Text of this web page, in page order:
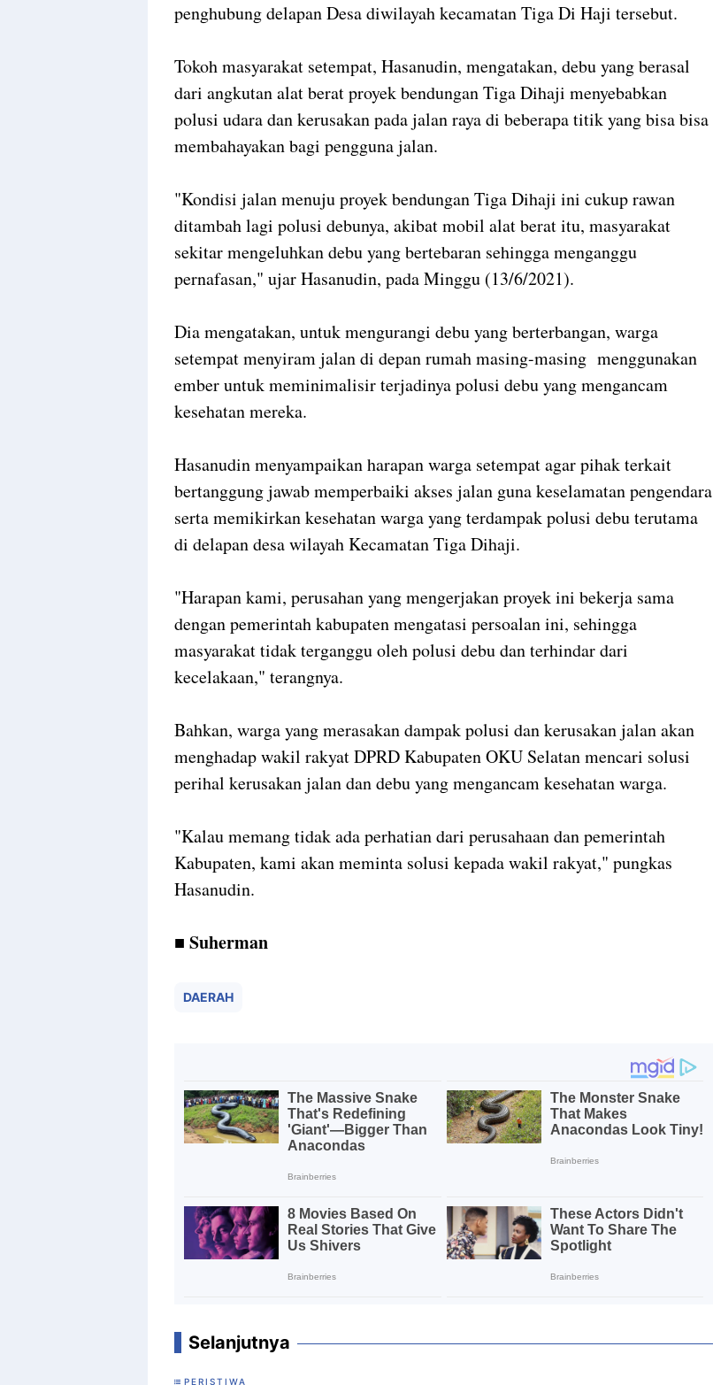
penghubung delapan Desa diwilayah kecamatan Tiga Di Haji tersebut.
Tokoh masyarakat setempat, Hasanudin, mengatakan, debu yang berasal
dari angkutan alat berat proyek bendungan Tiga Dihaji menyebabkan
polusi udara dan kerusakan pada jalan raya di beberapa titik yang bisa bisa
membahayakan bagi pengguna jalan.
"Kondisi jalan menuju proyek bendungan Tiga Dihaji ini cukup rawan
ditambah lagi polusi debunya, akibat mobil alat berat itu, masyarakat
sekitar mengeluhkan debu yang bertebaran sehingga menganggu
pernafasan," ujar Hasanudin, pada Minggu (13/6/2021).
Dia mengatakan, untuk mengurangi debu yang berterbangan, warga
setempat menyiram jalan di depan rumah masing-masing menggunakan
ember untuk meminimalisir terjadinya polusi debu yang mengancam
kesehatan mereka.
Hasanudin menyampaikan harapan warga setempat agar pihak terkait
bertanggung jawab memperbaiki akses jalan guna keselamatan pengendara
serta memikirkan kesehatan warga yang terdampak polusi debu terutama
di delapan desa wilayah Kecamatan Tiga Dihaji.
"Harapan kami, perusahan yang mengerjakan proyek ini bekerja sama
dengan pemerintah kabupaten mengatasi persoalan ini, sehingga
masyarakat tidak terganggu oleh polusi debu dan terhindar dari
kecelakaan," terangnya.
Bahkan, warga yang merasakan dampak polusi dan kerusakan jalan akan
menghadap wakil rakyat DPRD Kabupaten OKU Selatan mencari solusi
perihal kerusakan jalan dan debu yang mengancam kesehatan warga.
"Kalau memang tidak ada perhatian dari perusahaan dan pemerintah
Kabupaten, kami akan meminta solusi kepada wakil rakyat," pungkas
Hasanudin.
■ Suherman
DAERAH
Selanjutnya
PERISTIWA